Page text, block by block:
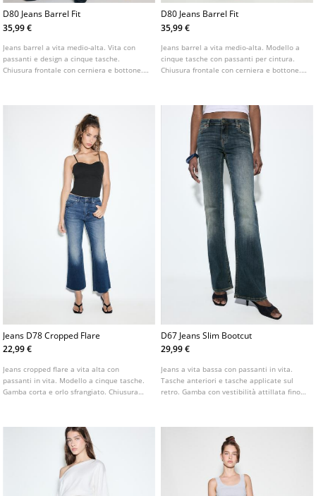
D80 Jeans Barrel Fit
35,99 €
Jeans barrel a vita medio-alta. Vita con
passanti e design a cinque tasche.
Chiusura frontale con cerniera e bottone.
D80 Jeans Barrel Fit
35,99 €
Jeans barrel a vita medio-alta. Modello a
cinque tasche con passanti per cintura.
Chiusura frontale con cerniera e bottone.
Jeans D78 Cropped Flare
22,99 €
Jeans cropped flare a vita alta con
passanti in vita. Modello a cinque tasche.
Gamba corta e orlo sfrangiato. Chiusura
D67 Jeans Slim Bootcut
29,99 €
Jeans a vita bassa con passanti in vita.
Tasche anteriori e tasche applicate sul
retro. Gamba con vestibilità attillata fino